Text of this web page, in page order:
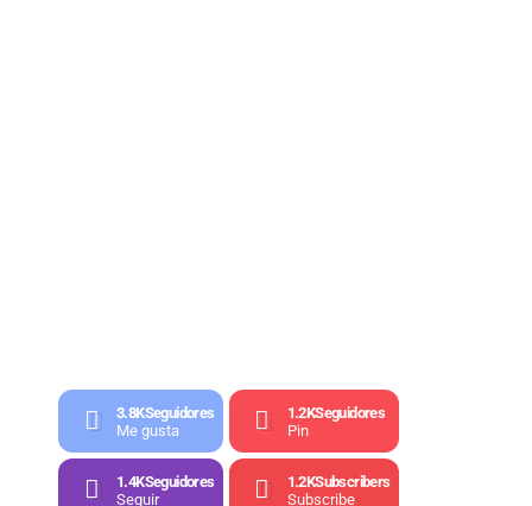
3.8KSeguidores
Me gusta
1.2KSeguidores
Pin
1.4KSeguidores
Seguir
1.2KSubscribers
Subscribe